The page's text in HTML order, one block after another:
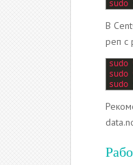
sudo
В
реп с
sudo
sudo
sudo